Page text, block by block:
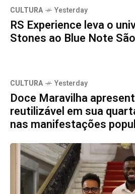
CULTURA Yesterday
RS Experience leva o
Stones ao Blue Note
CULTURA Yesterday
Doce Maravilha
reutilizável em sua
nas manifestações